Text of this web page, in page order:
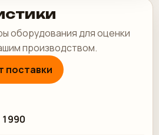
оборудования для оценки
производством.
поставки
1990